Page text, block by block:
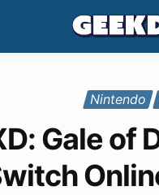
Nintendo
Gale of